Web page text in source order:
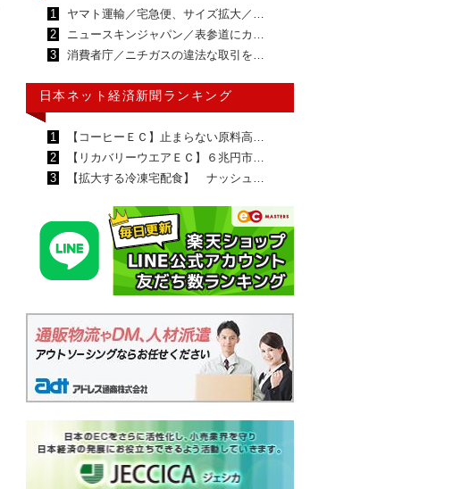
1
ヤマト運輸／宅急便、サイズ拡大／…
2
ニュースキンジャパン／表参道にカ…
3
消費者庁／ニチガスの違法な取引を…
日本ネット経済新聞ランキング
1
【コーヒーＥＣ】止まらない原料高…
2
【リカバリーウエアＥＣ】６兆円市…
3
【拡大する冷凍宅配食】 ナッシュ…